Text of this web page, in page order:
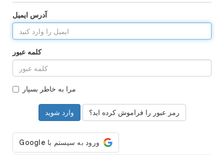
آدرس ایمیل
کلمه عبور
مرا به خاطر بسپار
رمز عبور را فراموش کرده اید؟